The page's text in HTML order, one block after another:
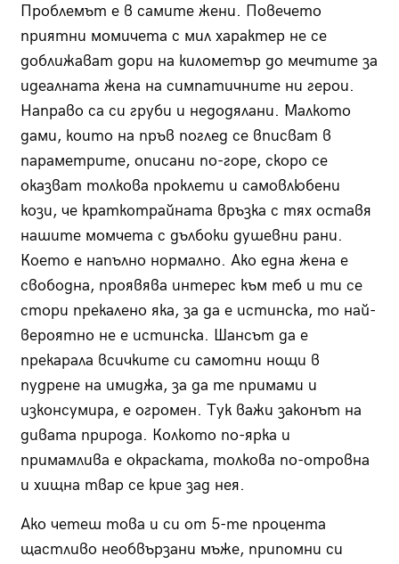
Проблемът е в самите жени. Повечето
приятни момичета с мил характер не се
доближават дори на километър до мечтите за
идеалната жена на симпатичните ни герои.
Направо са си груби и недодялани. Малкото
дами, които на пръв поглед се вписват в
параметрите, описани по-горе, скоро се
оказват толкова проклети и самовлюбени
кози, че краткотрайната връзка с тях оставя
нашите момчета с дълбоки душевни рани.
Което е напълно нормално. Ако една жена е
свободна, проявява интерес към теб и ти се
стори прекалено яка, за да е истинска, то най-
вероятно не е истинска. Шансът да е
прекарала всичките си самотни нощи в
пудрене на имиджа, за да те примами и
изконсумира, е огромен. Тук важи законът на
дивата природа. Колкото по-ярка и
примамлива е окраската, толкова по-отровна
и хищна твар се крие зад нея.
Ако четеш това и си от 5-те процента
щастливо необвързани мъже, припомни си